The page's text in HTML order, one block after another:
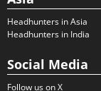
Headhunters in Asia
Headhunters in India
Social Media
Follow us on X